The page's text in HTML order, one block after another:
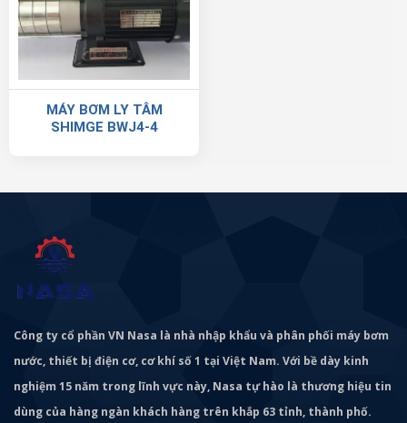
MÁY BƠM LY TÂM
SHIMGE BWJ4-4
Công ty cổ phần VN Nasa là nhà nhập khẩu và phân phối máy bơm
nước, thiết bị điện cơ, cơ khí số 1 tại Việt Nam. Với bề dày kinh
nghiệm 15 năm trong lĩnh vực này, Nasa tự hào là thương hiệu tin
dùng của hàng ngàn khách hàng trên khắp 63 tỉnh, thành phố.